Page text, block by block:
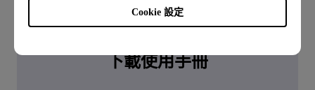
Cookie 設定
下載使用手冊